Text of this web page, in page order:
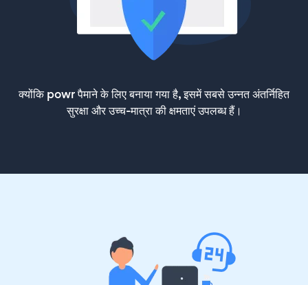
क्योंकि powr पैमाने के लिए बनाया गया है, इसमें सबसे उन्नत अंतर्निहित
सुरक्षा और उच्च-मात्रा की क्षमताएं उपलब्ध हैं।